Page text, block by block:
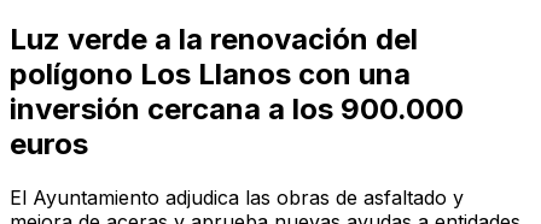
Luz verde a la renovación del
polígono Los Llanos con una
inversión cercana a los 900.000
euros
El Ayuntamiento adjudica las obras de asfaltado y